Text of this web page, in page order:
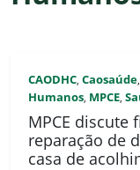
CAODHC, Caosaúde,
Humanos, MPCE,
MPCE discute
reparação de
casa de